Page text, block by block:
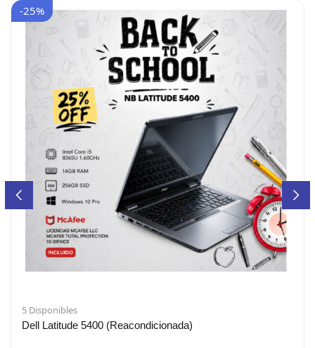
-25%
5 Disponibles
Dell Latitude 5400 (Reacondicionada)